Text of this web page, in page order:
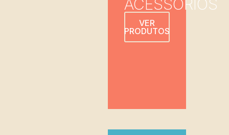
ACESSÓRIOS
VER
PRODUTOS